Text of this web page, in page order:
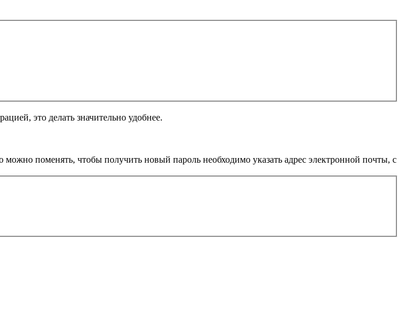
это делать значительно удобнее.
поменять, чтобы получить новый пароль необходимо указать адрес электронной почты, с